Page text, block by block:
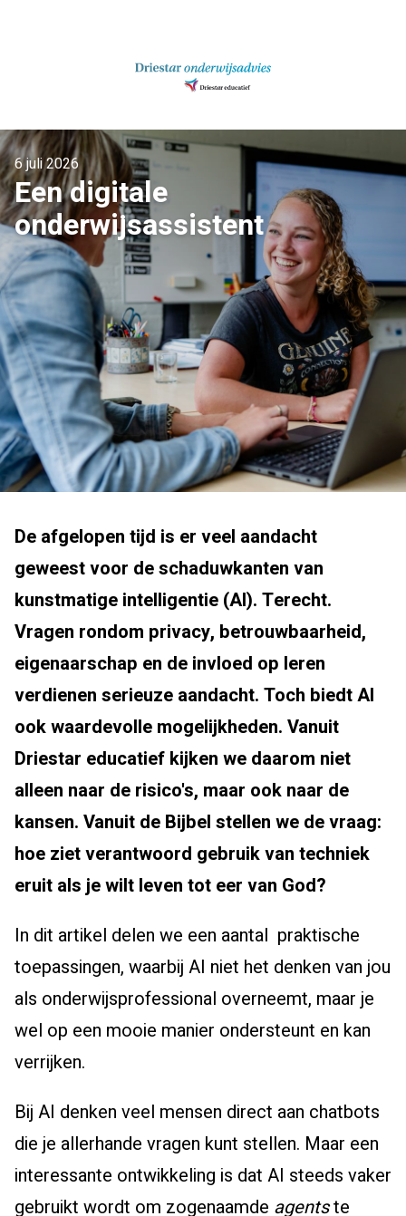
6 juli 2026
Een digitale
onderwijsassistent
De afgelopen tijd is er veel aandacht
geweest voor de schaduwkanten van
kunstmatige intelligentie (AI). Terecht.
Vragen rondom privacy, betrouwbaarheid,
eigenaarschap en de invloed op leren
verdienen serieuze aandacht. Toch biedt AI
ook waardevolle mogelijkheden. Vanuit
Driestar educatief kijken we daarom niet
alleen naar de risico's, maar ook naar de
kansen. Vanuit de Bijbel stellen we de vraag:
hoe ziet verantwoord gebruik van techniek
eruit als je wilt leven tot eer van God?
In dit artikel delen we een aantal praktische
toepassingen, waarbij AI niet het denken van jou
als onderwijsprofessional overneemt, maar je
wel op een mooie manier ondersteunt en kan
verrijken.
Bij AI denken veel mensen direct aan chatbots
die je allerhande vragen kunt stellen. Maar een
interessante ontwikkeling is dat AI steeds vaker
gebruikt wordt om zogenaamde agentste